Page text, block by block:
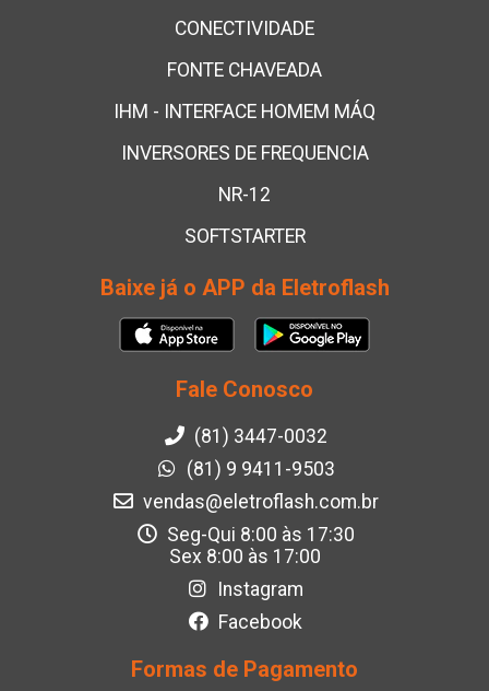
CONECTIVIDADE
FONTE CHAVEADA
IHM - INTERFACE HOMEM MÁQ
INVERSORES DE FREQUENCIA
NR-12
SOFTSTARTER
Baixe já o APP da Eletroflash
Fale Conosco
(81) 3447-0032
(81) 9 9411-9503
vendas@eletroflash.com.br
Seg-Qui 8:00 às 17:30
Sex 8:00 às 17:00
Instagram
Facebook
Formas de Pagamento